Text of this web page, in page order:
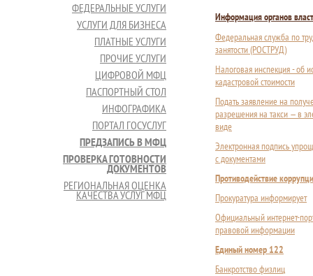
ФЕДЕРАЛЬНЫЕ УСЛУГИ
УСЛУГИ ДЛЯ БИЗНЕСА
ПЛАТНЫЕ УСЛУГИ
ПРОЧИЕ УСЛУГИ
ЦИФРОВОЙ МФЦ
ПАСПОРТНЫЙ СТОЛ
ИНФОГРАФИКА
ПОРТАЛ ГОСУСЛУГ
ПРЕДЗАПИСЬ В МФЦ
ПРОВЕРКА ГОТОВНОСТИ
ДОКУМЕНТОВ
РЕГИОНАЛЬНАЯ ОЦЕНКА
КАЧЕСТВА УСЛУГ МФЦ
Информация органов
Федеральная служба по
занятости (РОСТРУД)
Налоговая инспекция - об
кадастровой стоимости
Подать заявление на
разрешения на такси — в
виде
Электронная подпись
с документами
Противодействие
Прокуратура информирует
Официальный интернет-
правовой информации
Единый номер 122
Банкротство физлиц